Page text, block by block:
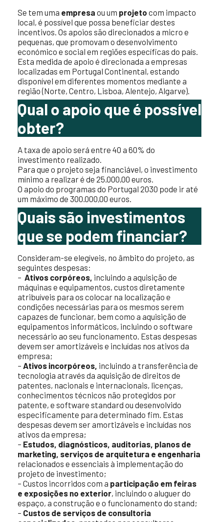
Se tem uma empresa ou um projeto com impacto
local, é possível que possa beneficiar destes
incentivos. Os apoios são direcionados a micro e
pequenas, que promovam o desenvolvimento
económico e social em regiões específicas do país.
Esta medida de apoio é direcionada a empresas
localizadas em Portugal Continental, estando
disponível em diferentes momentos mediante a
região (Norte, Centro, Lisboa, Alentejo, Algarve).
Qual o apoio que é possível
obter?
A taxa de apoio será entre 40 a 60% do
investimento realizado.
Para que o projeto seja financiável, o investimento
mínimo a realizar é de 25.000,00 euros.
O apoio do programas do Portugal 2030 pode ir até
um máximo de 300.000,00 euros.
Quais são investimentos
que se podem financiar?
Consideram-se elegíveis, no âmbito do projeto, as
seguintes despesas:
– Ativos corpóreos, incluindo a aquisição de
máquinas e equipamentos, custos diretamente
atribuíveis para os colocar na localização e
condições necessárias para os mesmos serem
capazes de funcionar, bem como a aquisição de
equipamentos informáticos, incluindo o software
necessário ao seu funcionamento. Estas despesas
devem ser amortizáveis e incluídas nos ativos da
empresa;
– Ativos incorpóreos, incluindo a transferência de
tecnologia através da aquisição de direitos de
patentes, nacionais e internacionais, licenças,
conhecimentos técnicos não protegidos por
patente, e software standard ou desenvolvido
especificamente para determinado fim. Estas
despesas devem ser amortizáveis e incluídas nos
ativos da empresa;
– Estudos, diagnósticos, auditorias, planos de
marketing, serviços de arquitetura e engenharia
relacionados e essenciais à implementação do
projeto de investimento;
– Custos incorridos com a participação em feiras
e exposições no exterior, incluindo o aluguer do
espaço, a construção e o funcionamento do stand;
– Custos de serviços de consultoria